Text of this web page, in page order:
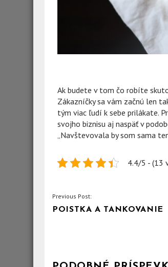
Ak budete v tom čo robíte
Zákazníčky sa vám začnú len
tým viac ľudí k sebe prilákate.
svojho biznisu aj naspäť v
„Navštevovala by som sama
4.4/5 - (13
NAVIGACE
PRO
Previous Post:
POISTKA A TANKOVANIE